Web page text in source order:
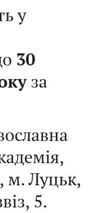
у
30
за
м. Луцьк,
5.